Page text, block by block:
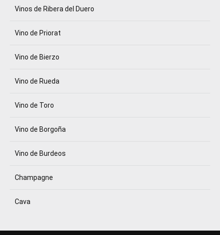
Vinos de Ribera del Duero
Vino de Priorat
Vino de Bierzo
Vino de Rueda
Vino de Toro
Vino de Borgoña
Vino de Burdeos
Champagne
Cava